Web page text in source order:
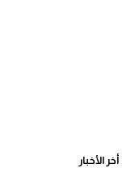
أخر الأخبار